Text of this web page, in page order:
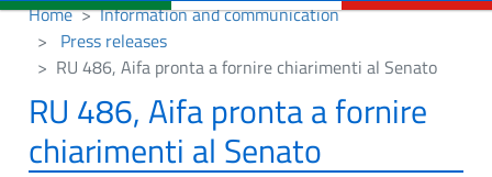
Home
Information and communication
Press releases
RU 486, Aifa pronta a fornire chiarimenti al Senato
RU 486, Aifa pronta a fornire
chiarimenti al Senato